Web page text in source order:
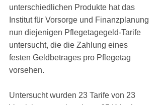
unterschiedlichen Produkte hat das
Institut für Vorsorge und Finanzplanung
nun diejenigen Pflegetagegeld-Tarife
untersucht, die die Zahlung eines
festen Geldbetrages pro Pflegetag
vorsehen.
Untersucht wurden 23 Tarife von 23